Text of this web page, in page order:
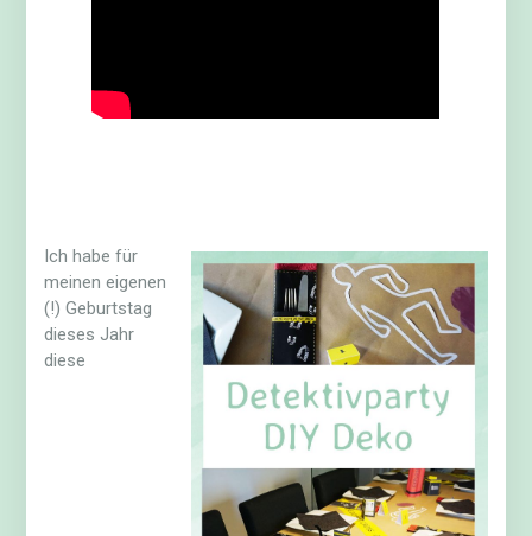
Ich habe für
meinen eigenen
(!) Geburtstag
dieses Jahr
diese